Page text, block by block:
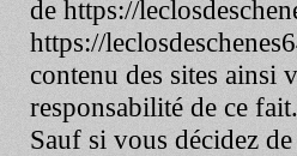
de https://
https://
contenu des sites ainsi
responsabilité de ce fait.
Sauf si vous décidez